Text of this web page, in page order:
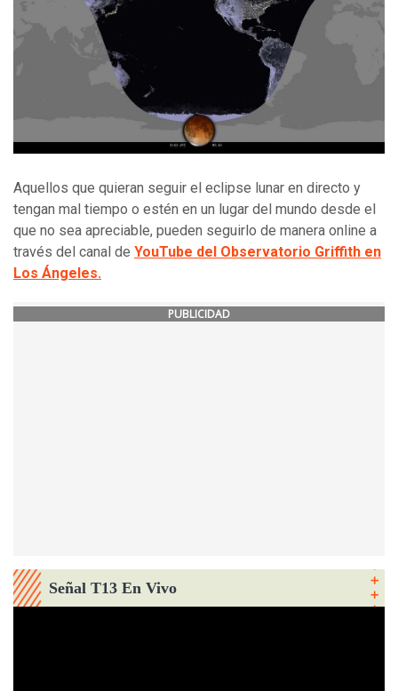
Aquellos que quieran seguir el eclipse lunar en directo y
tengan mal tiempo o estén en un lugar del mundo desde el
que no sea apreciable, pueden seguirlo de manera online a
través del canal de YouTube del Observatorio Griffith en
Los Ángeles.
PUBLICIDAD
Señal T13 En Vivo